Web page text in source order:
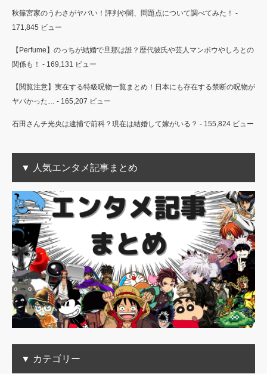
秋篠宮家のうわさがヤバい！評判や闇、問題点について調べてみた！ -
171,845 ビュー
【Perfume】のっちが結婚で旦那は誰？歴代彼氏や芸人マンボウやしろとの
関係も！ - 169,131 ビュー
【閲覧注意】実在する特級呪物一覧まとめ！日本にも存在する禁断の呪物が
ヤバかった… - 165,207 ビュー
石田さんチ光央は逮捕で前科？現在は結婚して嫁がいる？ - 155,824 ビュー
▼ 人気エンタメ記事まとめ
▼ カテゴリー